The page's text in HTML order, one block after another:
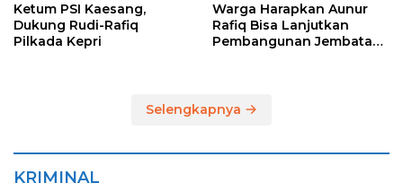
Ketum PSI Kaesang,
Dukung Rudi-Rafiq
Pilkada Kepri
Warga Harapkan Aunur
Rafiq Bisa Lanjutkan
Pembangunan Jembatan
Selengkapnya
KRIMINAL